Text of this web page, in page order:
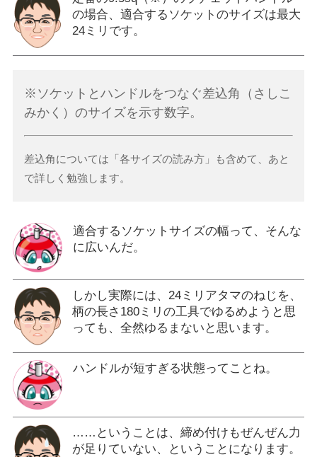
の場合、適合するソケットのサイズは最大
24ミリです。
※ソケットとハンドルをつなぐ差込角（さしこ
みかく）のサイズを示す数字。
差込角については「各サイズの読み方」も含めて、あと
で詳しく勉強します。
適合するソケットサイズの幅って、そんな
に広いんだ。
しかし実際には、24ミリアタマのねじを、
柄の長さ180ミリの工具でゆるめようと思
っても、全然ゆるまないと思います。
ハンドルが短すぎる状態ってことね。
……ということは、締め付けもぜんぜん力
が足りていない、ということになります。